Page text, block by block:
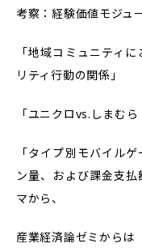
考察：経験価値モジュ
「地域コミュニティ
リティ行動の関係」
「ユニクロvs.しまむ
「タイプ別モバイル
ン量、および課金支
マから、
産業経済論ゼミからは